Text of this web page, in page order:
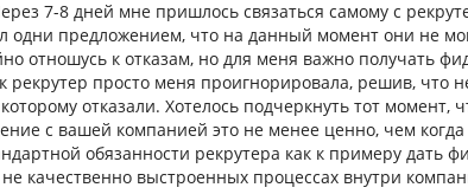
7-8 дней мне пришлось связаться самому с
одни предложением, что на данный момент они не
отношусь к отказам, но для меня важно получать
рекрутер просто меня проигнорировала, решив, что
отказали. Хотелось подчеркнуть тот момент,
с вашей компанией это не менее ценно, чем когда
обязанности рекрутера как к примеру дать
не качественно выстроенных процессах внутри